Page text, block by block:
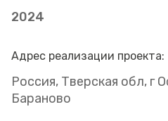
2024
Адрес реализации проекта:
Россия, Тверская обл, г
Бараново